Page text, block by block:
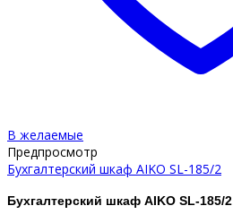
В желаемые
Предпросмотр
Бухгалтерский шкаф AIKO SL-185/2
Бухгалтерский шкаф AIKO SL-185/2